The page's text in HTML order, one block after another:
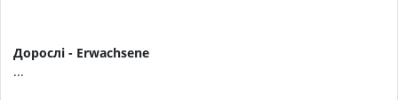
Дорослі - Erwachsene
...